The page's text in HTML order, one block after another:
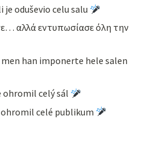
oduševio celu salu
αλλά εντυπωσίασε όλη την
han imponerte hele salen
celý sál
celé publikum